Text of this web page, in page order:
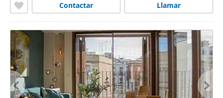
Llamar
Contactar